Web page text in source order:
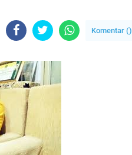
Komentar ()